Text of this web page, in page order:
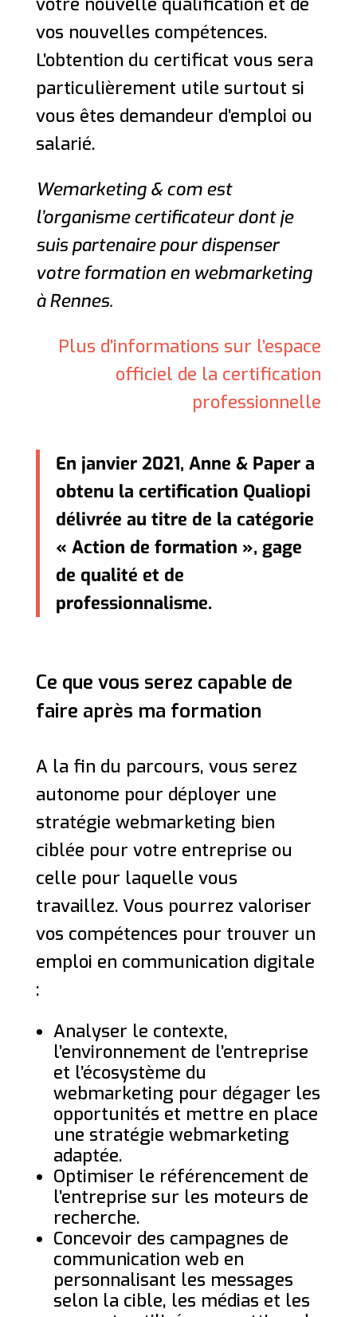
vos nouvelles compétences.
L’obtention du certificat vous sera
particulièrement utile surtout si
vous êtes demandeur d’emploi ou
salarié.
Wemarketing & com est
l’organisme certificateur dont je
suis partenaire pour dispenser
votre formation en webmarketing
à Rennes.
Plus d’informations sur l’espace
officiel de la certification
professionnelle
En janvier 2021, Anne & Paper a
obtenu la certification Qualiopi
délivrée au titre de la catégorie
« Action de formation », gage
de qualité et de
professionnalisme.
Ce que vous serez capable de
faire après ma formation
A la fin du parcours, vous serez
autonome pour déployer une
stratégie webmarketing bien
ciblée pour votre entreprise ou
celle pour laquelle vous
travaillez. Vous pourrez valoriser
vos compétences pour trouver un
emploi en communication digitale
:
Analyser le contexte,
l’environnement de l’entreprise
et l’écosystème du
webmarketing pour dégager les
opportunités et mettre en place
une stratégie webmarketing
adaptée.
Optimiser le référencement de
l’entreprise sur les moteurs de
recherche.
Concevoir des campagnes de
communication web en
personnalisant les messages
selon la cible, les médias et les